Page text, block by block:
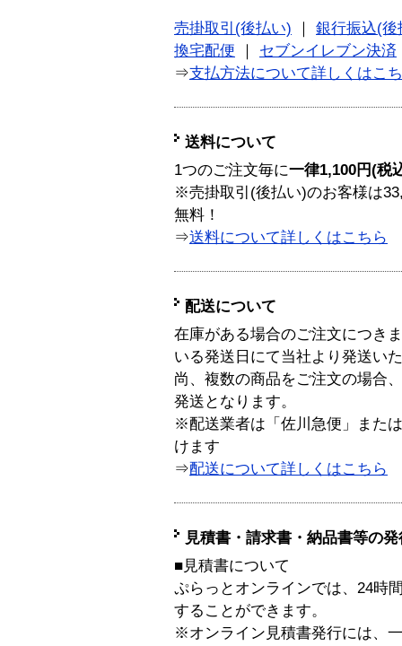
売掛取引(後払い)
銀行振込(後
換宅配便
セブンイレブン決済
⇒支払方法について詳しくはこ
送料について
1つのご注文毎に一律1,100円(税
※売掛取引(後払い)のお客様は
無料！
⇒送料について詳しくはこちら
配送について
在庫がある場合のご注文につき
いる発送日にて当社より発送い
尚、複数の商品をご注文の場合
発送となります。
※配送業者は「佐川急便」また
けます
⇒配送について詳しくはこちら
見積書・請求書・納品書等の
■見積書について
ぷらっとオンラインでは、24時
することができます。
※オンライン見積書発行には、